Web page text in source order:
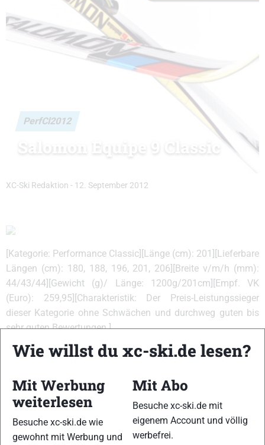
PerfCl2012
Salomon Equipe 9 Classic
XC-Ski Redaktion - 12. September 2012
[Kategorie: Performance Classic][Länge (cm): 201][Lieferbare
Längen (cm): 180, 188, 196, 201, 206][Breite v/m/h (mm):
44/43/44][Gewicht (g)/ Länge: 1200g/201cm][Empf. VK
(Euro): 259,95][Charakteristik: Der Preis-Leistungssieger
dieser Kategorie ohne Schwächen und durchweg guten bis
sehr guten Bewertungen.]
{Abdruckverhalten:12,13}{Einschubverhalten:12,13,14}
{Gleitfähigkeit:11,12,13,14}{Führung:11,12,13}
{Abfahrtsverhalten:12,13}
VERWANDTE ARTIKEL Zurück Weiter
Wie willst du xc-ski.de lesen?
Mit Werbung
weiterlesen
Besuche xc-ski.de wie
gewohnt mit Werbung und
Mit Abo
Besuche xc-ski.de mit
eigenem Account und völlig
werbefrei.